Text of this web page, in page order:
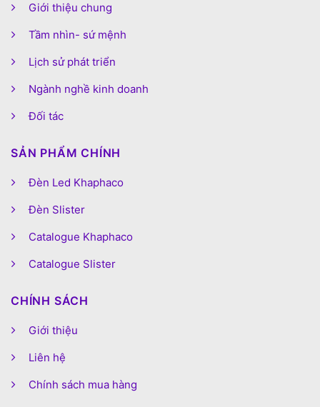
Giới thiệu chung
Tầm nhìn- sứ mệnh
Lịch sử phát triển
Ngành nghề kinh doanh
Đối tác
SẢN PHẨM CHÍNH
Đèn Led Khaphaco
Đèn Slister
Catalogue Khaphaco
Catalogue Slister
CHÍNH SÁCH
Giới thiệu
Liên hệ
Chính sách mua hàng